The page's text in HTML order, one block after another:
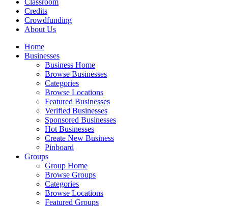
Classroom
Credits
Crowdfunding
About Us
Home
Businesses
Business Home
Browse Businesses
Categories
Browse Locations
Featured Businesses
Verified Businesses
Sponsored Businesses
Hot Businesses
Create New Business
Pinboard
Groups
Group Home
Browse Groups
Categories
Browse Locations
Featured Groups